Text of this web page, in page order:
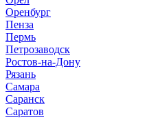
Оренбург
Пенза
Пермь
Петрозаводск
Ростов-на-Дону
Рязань
Самара
Саранск
Саратов